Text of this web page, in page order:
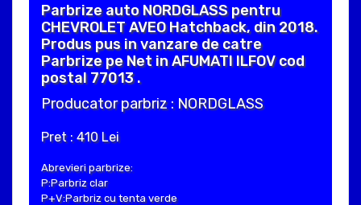
Parbrize auto NORDGLASS pentru
CHEVROLET AVEO Hatchback, din 2018.
Produs pus in vanzare de catre
Parbrize pe Net in AFUMATI ILFOV cod
postal 77013 .
Producator parbriz : NORDGLASS
Pret : 410 Lei
Abrevieri parbrize:
P:Parbriz clar
P+V:Parbriz cu tenta verde